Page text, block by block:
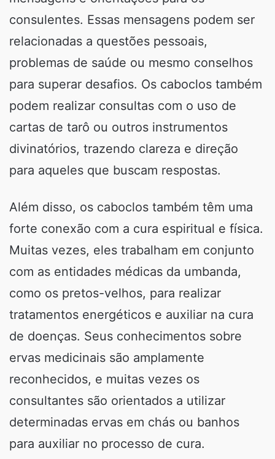
consulentes. Essas mensagens podem ser
relacionadas a questões pessoais,
problemas de saúde ou mesmo conselhos
para superar desafios. Os caboclos também
podem realizar consultas com o uso de
cartas de tarô ou outros instrumentos
divinatórios, trazendo clareza e direção
para aqueles que buscam respostas.
Além disso, os caboclos também têm uma
forte conexão com a cura espiritual e física.
Muitas vezes, eles trabalham em conjunto
com as entidades médicas da umbanda,
como os pretos-velhos, para realizar
tratamentos energéticos e auxiliar na cura
de doenças. Seus conhecimentos sobre
ervas medicinais são amplamente
reconhecidos, e muitas vezes os
consultantes são orientados a utilizar
determinadas ervas em chás ou banhos
para auxiliar no processo de cura.